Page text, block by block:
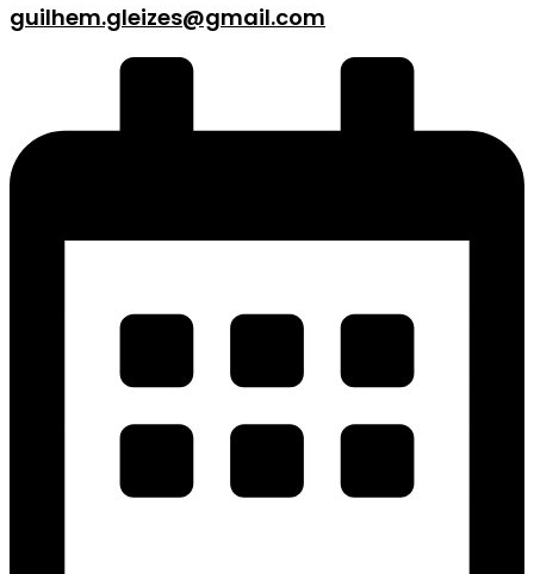
guilhem.gleizes@gmail.com